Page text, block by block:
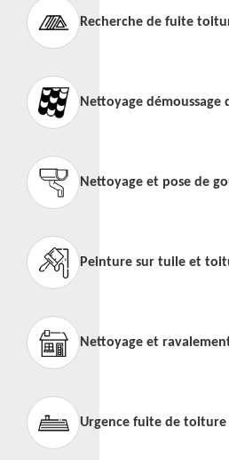
Recherche de fuite
Nettoyage démoussage
Nettoyage et pose de
Peinture sur tuile et
Nettoyage et
Urgence fuite de toiture